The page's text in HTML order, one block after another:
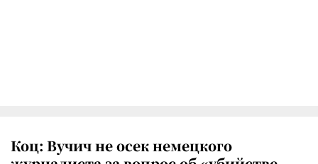
Коц: Вучич не осек немецкого